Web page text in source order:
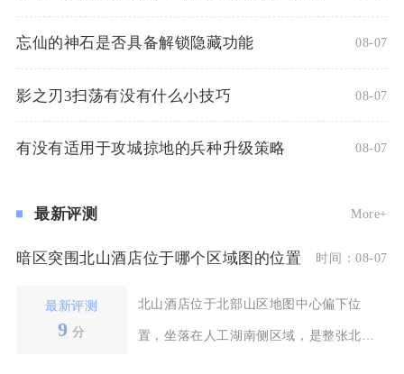
忘仙的神石是否具备解锁隐藏功能 08-07
影之刃3扫荡有没有什么小技巧 08-07
有没有适用于攻城掠地的兵种升级策略 08-07
最新评测 More+
暗区突围北山酒店位于哪个区域图的位置 时间：08-07
最新评测
9 分
北山酒店位于北部山区地图中心偏下位
置，坐落在人工湖南侧区域，是整张北部